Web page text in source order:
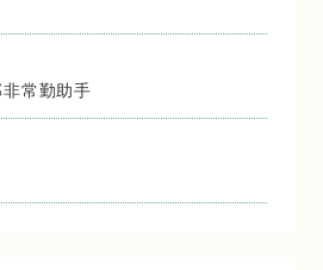
常勤助手